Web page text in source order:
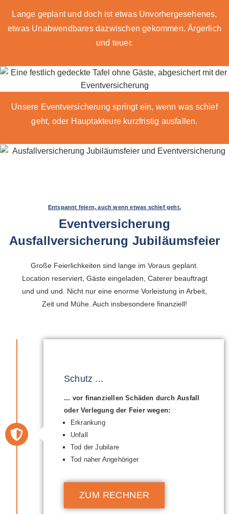
Lange geplant und doch ist etwas Unvorhergesehenes,
etwas Unabwendbares dazwischen gekommen. Ärgerlich
und teuer.
Unsere Eventversicherung springt ein, wenn was schief
geht, oder Hauptakteure kurzfristig ausfallen.
Entspannt feiern, auch wenn etwas schief geht.
Eventversicherung
Ausfallversicherung Jubiläumsfeier
Große Feierlichkeiten sind lange im Voraus geplant.
Location reserviert, Gäste eingeladen, Caterer beauftragt
und und und. Nicht nur eine enorme Vorleistung in Arbeit,
Zeit und Mühe. Auch insbesondere finanziell!
Schutz ...
... vor finanziellen Schäden durch Ausfall
oder Verlegung der Feier wegen:
Erkrankung
Unfall
Tod der Jubilare
Tod naher Angehöriger
ZUM RECHNER